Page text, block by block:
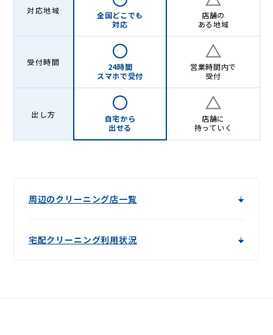
対応地域
全国どこでも
対応
店舗の
ある地域
受付時間
24時間
スマホで受付
営業時間内で
受付
出し方
自宅から
出せる
店舗に
持っていく
周辺のクリーニング店一覧
宅配クリーニング利用状況